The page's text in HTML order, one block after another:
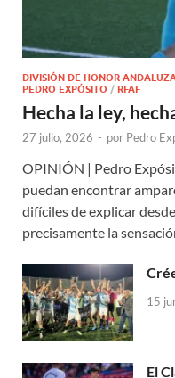
DIVISIÓN DE HONOR
PEDRO EXPÓSITO / RFAF
Hecha la ley,
27 julio, 2026 - por Pedro
OPINIÓN | Pedro
puedan encontrar
difíciles de explicar
precisamente la
15
El